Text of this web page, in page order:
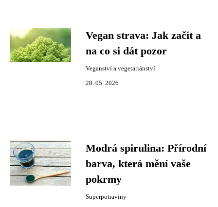
Vegan strava: Jak začít a
na co si dát pozor
Veganství a vegetariánství
28. 05. 2026
Modrá spirulina: Přírodní
barva, která mění vaše
pokrmy
Superpotraviny